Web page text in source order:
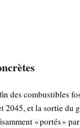
des combustibles
et la sortie du
« portés »